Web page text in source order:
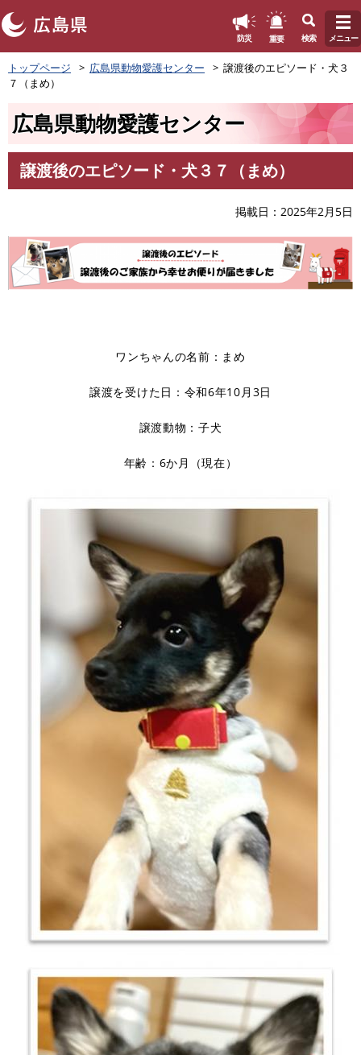
ペ
ー
。
防災 重要 検索 メニュー
トップページ 広島県動物愛護センター
譲渡後のエピソード・犬３
７（まめ）
広島県動物愛護センター
文
譲渡後のエピソード・犬３７（まめ）
掲載日 2025年2月5日
ワンちゃんの名前：まめ
譲渡を受けた日：令和6年10月3日
譲渡動物：子犬
年齢：6か月（現在）